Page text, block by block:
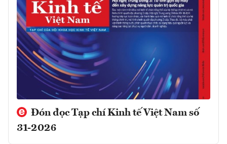
Đón đọc Tạp chí Kinh tế Việt Nam số
31-2026